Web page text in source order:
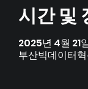
시간 및
2025년 4월 21
부산빅데이터